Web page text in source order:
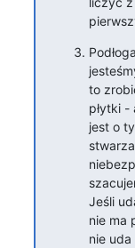
to
płytki -
jest o
Jeśli
nie ma
nie